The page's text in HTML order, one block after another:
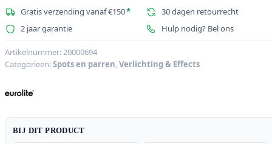
4x
PAR-
Spot
bk
DMX
Gratis verzending vanaf €150*
30 dagen retourrecht
2 jaar garantie
Hulp nodig? Bel ons
Artikelnummer:20000694
Categorieën:Spots en parren,Verlichting & Effects
BIJ DIT PRODUCT